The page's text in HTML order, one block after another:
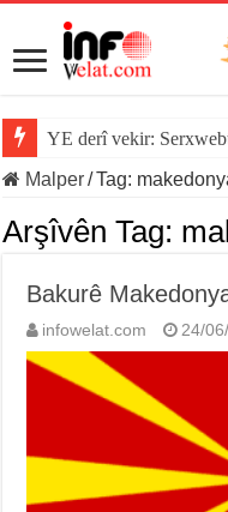
YE derî vekir:
Malper/Tag:
Arşîvên Tag:
Bakurê
infowelat.com 24/